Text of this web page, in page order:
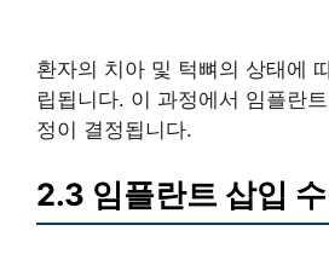
환자의 치아 및 턱뼈의 상태에
립됩니다. 이 과정에서 임플란
정이 결정됩니다.
2.3 임플란트 삽입